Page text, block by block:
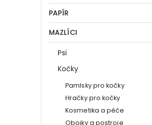
PAPÍR
MAZLÍCI
Psi
Kočky
Pamlsky pro kočky
Hračky pro kočky
Kosmetika a péče
Obojky a postroje